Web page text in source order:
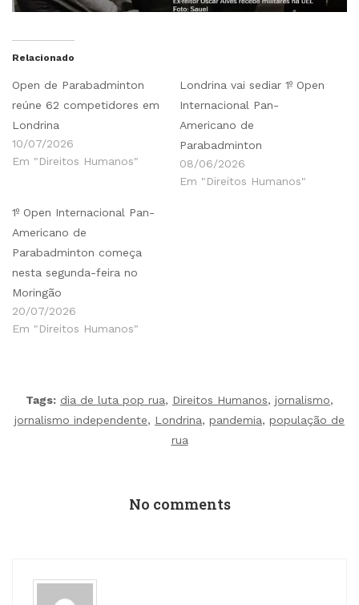
Relacionado
Open de Parabadminton
reúne 62 competidores em
Londrina
10/07/2026
Em "Direitos Humanos"
Londrina vai sediar 1º Open
Internacional Pan-
Americano de
Parabadminton
08/06/2026
Em "Direitos Humanos"
1º Open Internacional Pan-
Americano de
Parabadminton começa
nesta segunda-feira no
Moringão
20/07/2026
Em "Direitos Humanos"
Tags: dia de luta pop rua, Direitos Humanos, jornalismo,
jornalismo independente, Londrina, pandemia, população de
rua
No comments